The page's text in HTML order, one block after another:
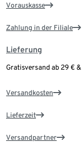
Vorauskasse
Zahlung in der Filiale
Lieferung
Gratisversand ab 29 €
Versandkosten
Lieferzeit
Versandpartner